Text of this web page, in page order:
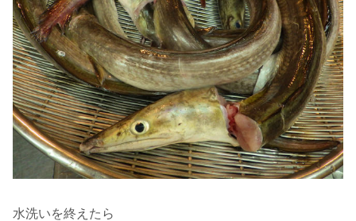
水洗いを終えたら